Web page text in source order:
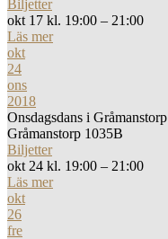
Biljetter
okt 17 kl. 19:00 – 21:00
Läs mer
okt
24
ons
2018
Onsdagsdans i Gråmanstorp
Gråmanstorp 1035B
Biljetter
okt 24 kl. 19:00 – 21:00
Läs mer
okt
26
fre